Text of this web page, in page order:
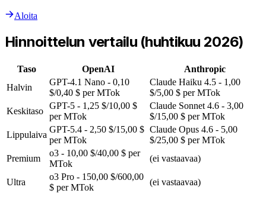
Aloita
Hinnoittelun vertailu (huhtikuu 2026)
Taso OpenAI
Anthropic
Halvin
GPT-4.1 Nano - 0,10
$/0,40 $ per MTok
Claude Haiku 4.5 - 1,00
$/5,00 $ per MTok
Keskitaso
GPT-5 - 1,25 $/10,00 $
per MTok
Claude Sonnet 4.6 - 3,00
$/15,00 $ per MTok
Lippulaiva
GPT-5.4 - 2,50 $/15,00 $
per MTok
Claude Opus 4.6 - 5,00
$/25,00 $ per MTok
Premium
o3 - 10,00 $/40,00 $ per
MTok
(ei vastaavaa)
Ultra
o3 Pro - 150,00 $/600,00
$ per MTok
(ei vastaavaa)